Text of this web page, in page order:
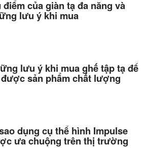
điểm của giàn tạ đa năng và
lưu ý khi mua
lưu ý khi mua ghế tập tạ để
sản phẩm chất lượng
dụng cụ thể hình Impulse
ưa chuộng trên thị trường